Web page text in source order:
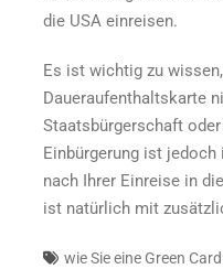
die USA einreisen.
Es ist wichtig zu
Daueraufenthaltskarte
Staatsbürgerschaft
Einbürgerung ist
nach Ihrer Einreise in
ist natürlich mit
wie Sie eine Green